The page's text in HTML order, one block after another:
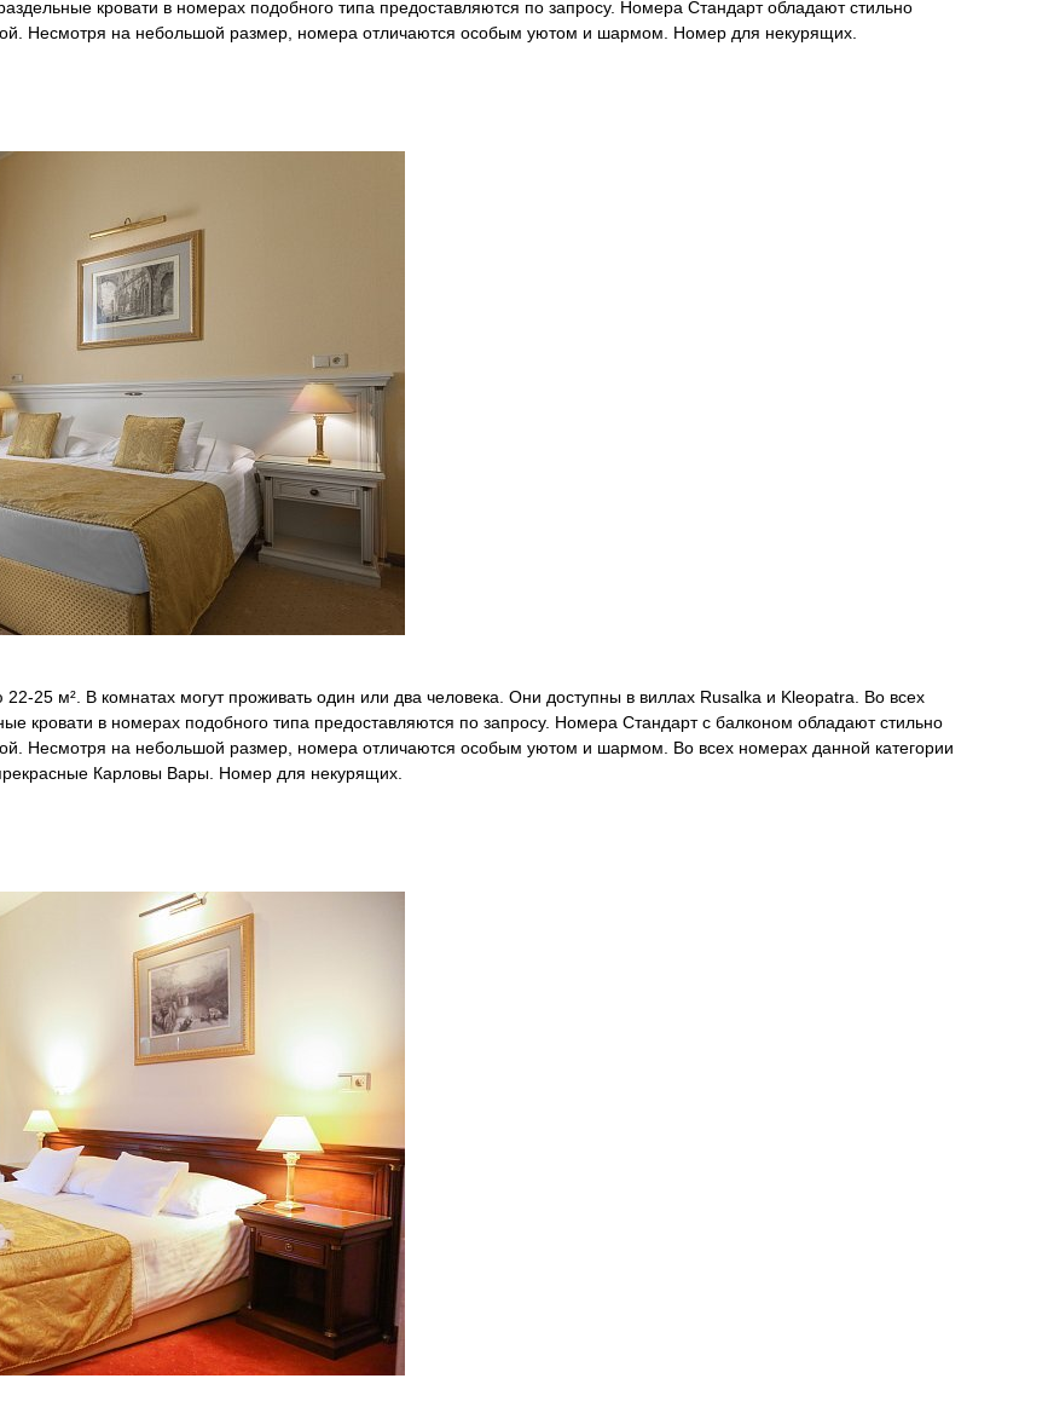
кровати в номерах подобного типа предоставляются по запросу. Номера Стандарт обладают стильно
Несмотря на небольшой размер, номера отличаются особым уютом и шармом. Номер для некурящих.
25 м². В комнатах могут проживать один или два человека. Они доступны в виллах Rusalka и Kleopatra. Во всех
кровати в номерах подобного типа предоставляются по запросу. Номера Стандарт с балконом обладают стильно
Несмотря на небольшой размер, номера отличаются особым уютом и шармом. Во всех номерах данной категории
Карловы Вары. Номер для некурящих.